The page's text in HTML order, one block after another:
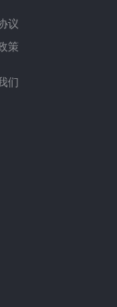
议
策
们